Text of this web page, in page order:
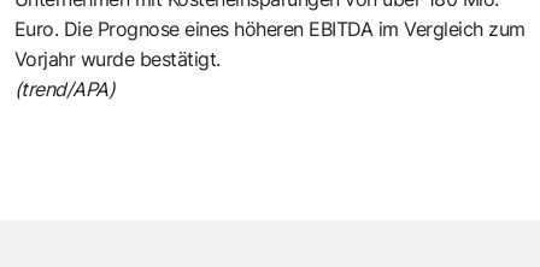
Euro. Die Prognose eines höheren EBITDA im Vergleich zum
Vorjahr wurde bestätigt.
(trend/APA)